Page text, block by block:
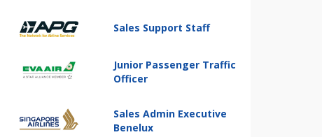
Sales Support Staff
Junior Passenger Traffic
Officer
Sales Admin Executive
Benelux